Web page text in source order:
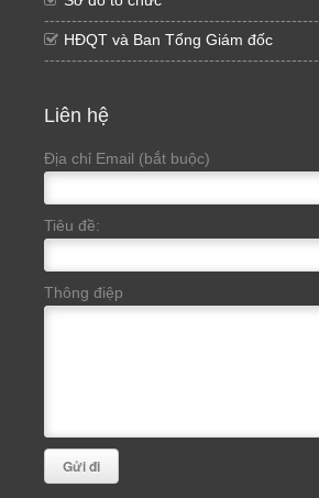
--------------------------------------------------
HĐQT và Ban Tổng Giám đốc
--------------------------------------------------
Liên hệ
Địa chỉ Email (bắt buộc)
Tiêu đề:
Thông điệp